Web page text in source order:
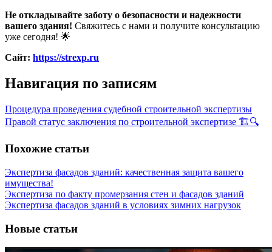
Не откладывайте заботу о безопасности и надежности
вашего здания! Свяжитесь с нами и получите консультацию
уже сегодня! 🌟
Сайт: https://strexp.ru
Навигация по записям
Процедура проведения судебной строительной экспертизы
Правой статус заключения по строительной экспертизе 🏗️🔍
Похожие статьи
Экспертиза фасадов зданий: качественная защита вашего
имущества!
Экспертиза по факту промерзания стен и фасадов зданий
Экспертиза фасадов зданий в условиях зимних нагрузок
Новые статьи